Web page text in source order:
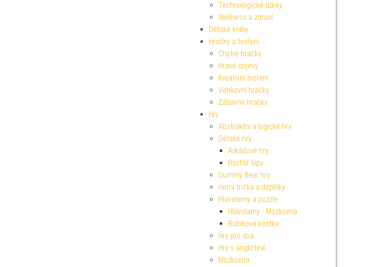
Technologické dárky
Wellness a zdraví
Dětské knihy
Hračky a tvoření
Chytré hračky
Hravé objevy
Kreativní tvoření
Venkovní hračky
Zábavné hračky
Hry
Abstraktní a logické hry
Dětské hry
Arkádové hry
Rychlé šípy
Dummy Bear hry
Herní trička a doplňky
Hlavolamy a puzzle
Hlavolamy - Mozkovna
Rubikova kostka
Hry pro dva
Hry v angličtině
Mozkovna